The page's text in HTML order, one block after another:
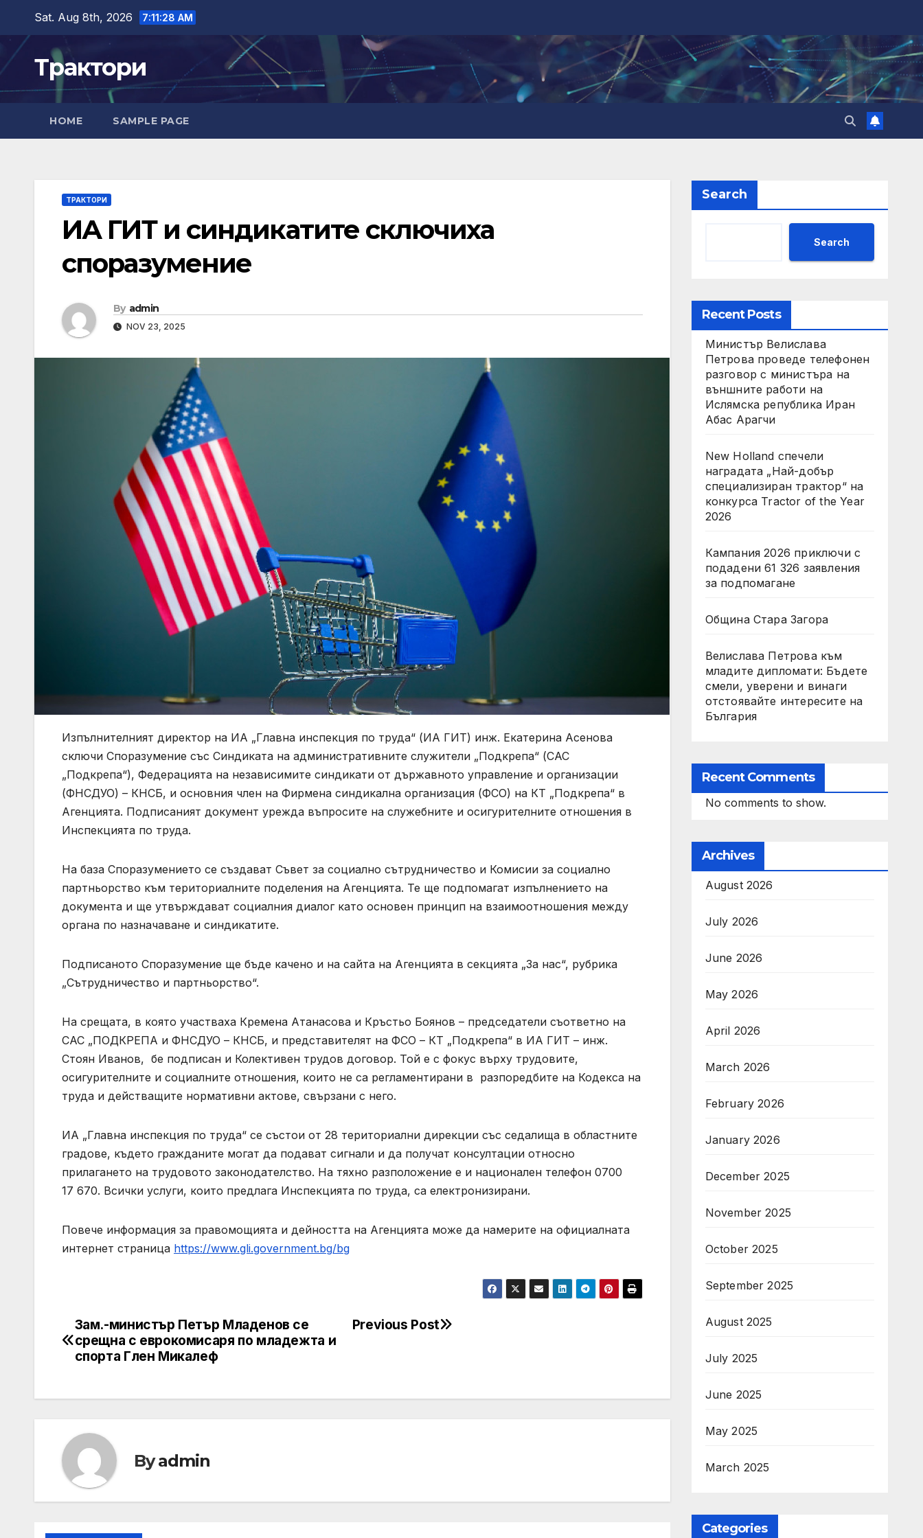
content
Sat. Aug 8th, 2026 7:11:29 AM
Трактори
HOME SAMPLE PAGE
ТРАКТОРИ
ИА ГИТ и синдикатите сключиха
споразумение
By admin
NOV 23, 2025
Изпълнителният директор на ИА „Главна инспекция по труда“ (ИА ГИТ) инж. Екатерина Асенова
сключи Споразумение със Синдиката на административните служители „Подкрепа“ (САС
„Подкрепа“), Федерацията на независимите синдикати от държавното управление и организации
(ФНСДУО) – КНСБ, и основния член на Фирмена синдикална организация (ФСО) на КТ „Подкрепа“ в
Агенцията. Подписаният документ урежда въпросите на служебните и осигурителните отношения в
Инспекцията по труда.
На база Споразумението се създават Съвет за социално сътрудничество и Комисии за социално
партньорство към териториалните поделения на Агенцията. Те ще подпомагат изпълнението на
документа и ще утвърждават социалния диалог като основен принцип на взаимоотношения между
органа по назначаване и синдикатите.
Подписаното Споразумение ще бъде качено и на сайта на Агенцията в секцията „За нас“, рубрика
„Сътрудничество и партньорство“.
На срещата, в която участваха Кремена Атанасова и Кръстьо Боянов – председатели съответно на
САС „ПОДКРЕПА и ФНСДУО – КНСБ, и представителят на ФСО – КТ „Подкрепа“ в ИА ГИТ – инж.
Стоян Иванов, бе подписан и Колективен трудов договор. Той е с фокус върху трудовите,
осигурителните и социалните отношения, които не са регламентирани в разпоредбите на Кодекса на
труда и действащите нормативни актове, свързани с него.
ИА „Главна инспекция по труда“ се състои от 28 териториални дирекции със седалища в областните
градове, където гражданите могат да подават сигнали и да получат консултации относно
прилагането на трудовото законодателство. На тяхно разположение е и национален телефон 0700
17 670. Всички услуги, които предлага Инспекцията по труда, са електронизирани.
Повече информация за правомощията и дейността на Агенцията може да намерите на официалната
интернет страница https://www.gli.government.bg/bg
Post
navigation
Previous Post
Зам.-министър Петър Младенов се
срещна с еврокомисаря по младежта и
спорта Глен Микалеф
Byadmin
Search
Search
Recent Posts
Министър Велислава
Петрова проведе телефонен
разговор с министъра на
външните работи на
Ислямска република Иран
Абас Арагчи
New Holland спечели
наградата „Най-добър
специализиран трактор“ на
конкурса Tractor of the Year
2026
Кампания 2026 приключи с
подадени 61 326 заявления
за подпомагане
Община Стара Загора
Велислава Петрова към
младите дипломати: Бъдете
смели, уверени и винаги
отстоявайте интересите на
България
Recent Comments
No comments to show.
Archives
August 2026
July 2026
June 2026
May 2026
April 2026
March 2026
February 2026
January 2026
December 2025
November 2025
October 2025
September 2025
August 2025
July 2025
June 2025
May 2025
March 2025
Categories